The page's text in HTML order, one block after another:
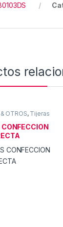
OTROS, Tijeras